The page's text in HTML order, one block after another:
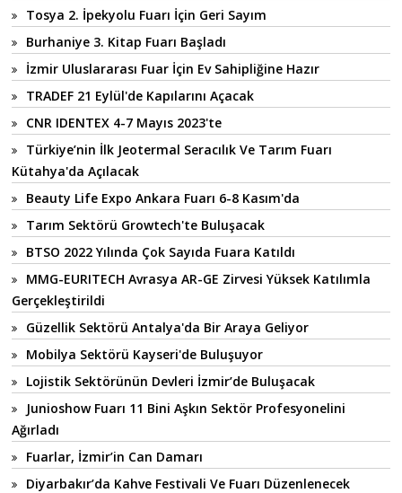
Tosya 2. İpekyolu Fuarı İçin Geri Sayım
Burhaniye 3. Kitap Fuarı Başladı
İzmir Uluslararası Fuar İçin Ev Sahipliğine Hazır
TRADEF 21 Eylül'de Kapılarını Açacak
CNR IDENTEX 4-7 Mayıs 2023'te
Türkiye’nin İlk Jeotermal Seracılık Ve Tarım Fuarı
Kütahya'da Açılacak
Beauty Life Expo Ankara Fuarı 6-8 Kasım'da
Tarım Sektörü Growtech'te Buluşacak
BTSO 2022 Yılında Çok Sayıda Fuara Katıldı
MMG-EURITECH Avrasya AR-GE Zirvesi Yüksek Katılımla
Gerçekleştirildi
Güzellik Sektörü Antalya'da Bir Araya Geliyor
Mobilya Sektörü Kayseri'de Buluşuyor
Lojistik Sektörünün Devleri İzmir’de Buluşacak
Junioshow Fuarı 11 Bini Aşkın Sektör Profesyonelini
Ağırladı
Fuarlar, İzmir’in Can Damarı
Diyarbakır’da Kahve Festivali Ve Fuarı Düzenlenecek